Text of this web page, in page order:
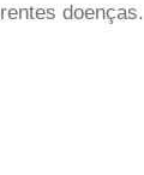
doenças.